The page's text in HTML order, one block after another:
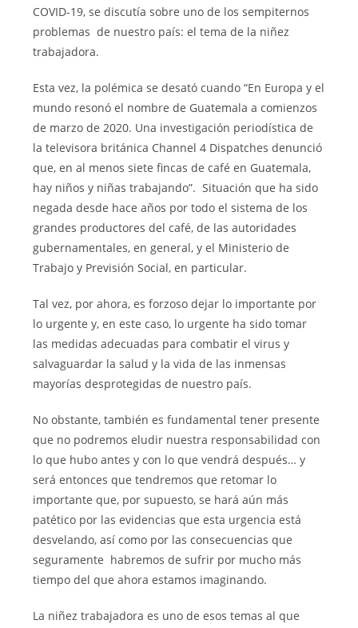
COVID-19, se discutía sobre uno de los sempiternos
problemas de nuestro país: el tema de la niñez
trabajadora.
Esta vez, la polémica se desató cuando “En Europa y el
mundo resonó el nombre de Guatemala a comienzos
de marzo de 2020. Una investigación periodística de
la televisora británica Channel 4 Dispatches denunció
que, en al menos siete fincas de café en Guatemala,
hay niños y niñas trabajando”. Situación que ha sido
negada desde hace años por todo el sistema de los
grandes productores del café, de las autoridades
gubernamentales, en general, y el Ministerio de
Trabajo y Previsión Social, en particular.
Tal vez, por ahora, es forzoso dejar lo importante por
lo urgente y, en este caso, lo urgente ha sido tomar
las medidas adecuadas para combatir el virus y
salvaguardar la salud y la vida de las inmensas
mayorías desprotegidas de nuestro país.
No obstante, también es fundamental tener presente
que no podremos eludir nuestra responsabilidad con
lo que hubo antes y con lo que vendrá después… y
será entonces que tendremos que retomar lo
importante que, por supuesto, se hará aún más
patético por las evidencias que esta urgencia está
desvelando, así como por las consecuencias que
seguramente habremos de sufrir por mucho más
tiempo del que ahora estamos imaginando.
La niñez trabajadora es uno de esos temas al que